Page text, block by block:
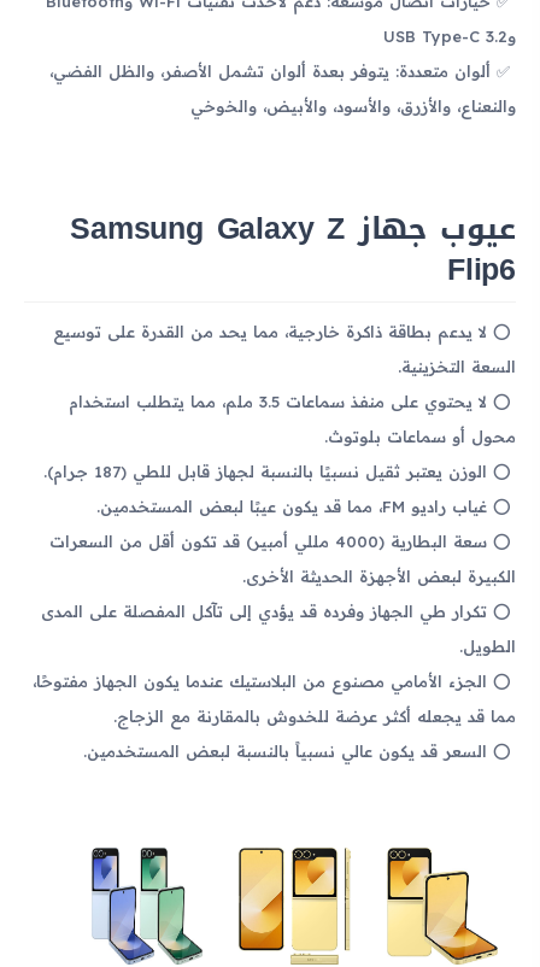
وUSB Type-C 3.2
ألوان متعددة: يتوفر بعدة ألوان تشمل الأصفر، والظل الفضي،
والنعناع، والأزرق، والأسود، والأبيض، والخوخي
عيوب جهاز Samsung Galaxy Z
Flip6
لا يدعم بطاقة ذاكرة خارجية، مما يحد من القدرة على توسيع
السعة التخزينية.
لا يحتوي على منفذ سماعات 3.5 ملم، مما يتطلب استخدام
محول أو سماعات بلوتوث.
الوزن يعتبر ثقيل نسبيًا بالنسبة لجهاز قابل للطي (187 جرام).
غياب راديو FM، مما قد يكون عيبًا لبعض المستخدمين.
سعة البطارية (4000 مللي أمبير) قد تكون أقل من السعرات
الكبيرة لبعض الأجهزة الحديثة الأخرى.
تكرار طي الجهاز وفرده قد يؤدي إلى تآكل المفصلة على المدى
الطويل.
الجزء الأمامي مصنوع من البلاستيك عندما يكون الجهاز مفتوحًا،
مما قد يجعله أكثر عرضة للخدوش بالمقارنة مع الزجاج.
السعر قد يكون عالي نسبياً بالنسبة لبعض المستخدمين.